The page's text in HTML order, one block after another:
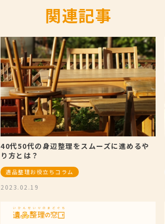
関連記事
40代50代の身辺整理をスムーズに進めるや
り方とは？
遺品整理お役立ちコラム
2023.02.19